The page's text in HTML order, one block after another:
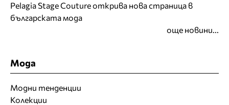
Pelagia Stage Couture открива нова страница в
българската мода
още новини...
Мода
Модни тенденции
Колекции